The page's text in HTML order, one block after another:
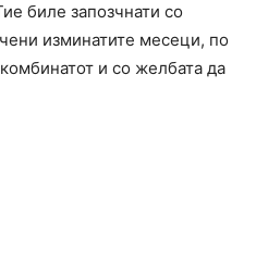
биле запозчнати со
изминатите месеци, по
и со желбата да